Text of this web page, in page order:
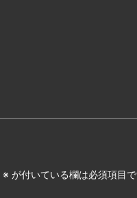
※ が付いている欄は必須項目